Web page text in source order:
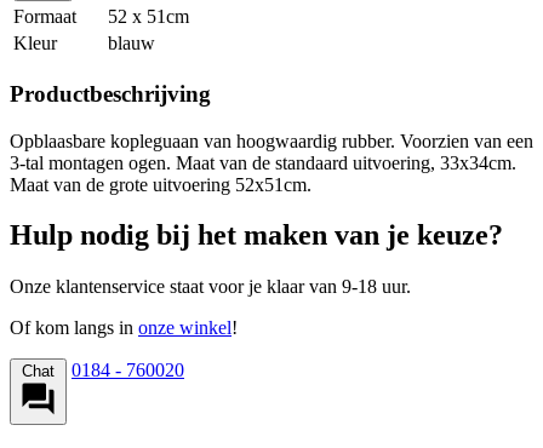
Formaat
52 x 51cm
Kleur
blauw
Productbeschrijving
Opblaasbare kopleguaan van hoogwaardig rubber. Voorzien van een
3-tal montagen ogen. Maat van de standaard uitvoering, 33x34cm.
Maat van de grote uitvoering 52x51cm.
Hulp nodig bij het maken van je keuze?
Onze klantenservice staat voor je klaar van 9-18 uur.
Of kom langs in onze winkel!
Chat 0184 - 760020